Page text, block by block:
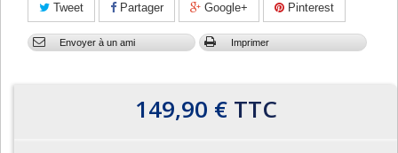
Tweet Partager Google+ Pinterest
Envoyer à un ami Imprimer
149,90 €TTC